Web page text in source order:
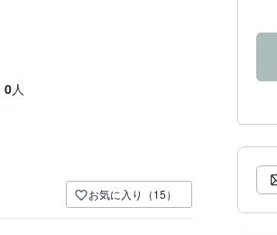
0人
お気に入り（15）